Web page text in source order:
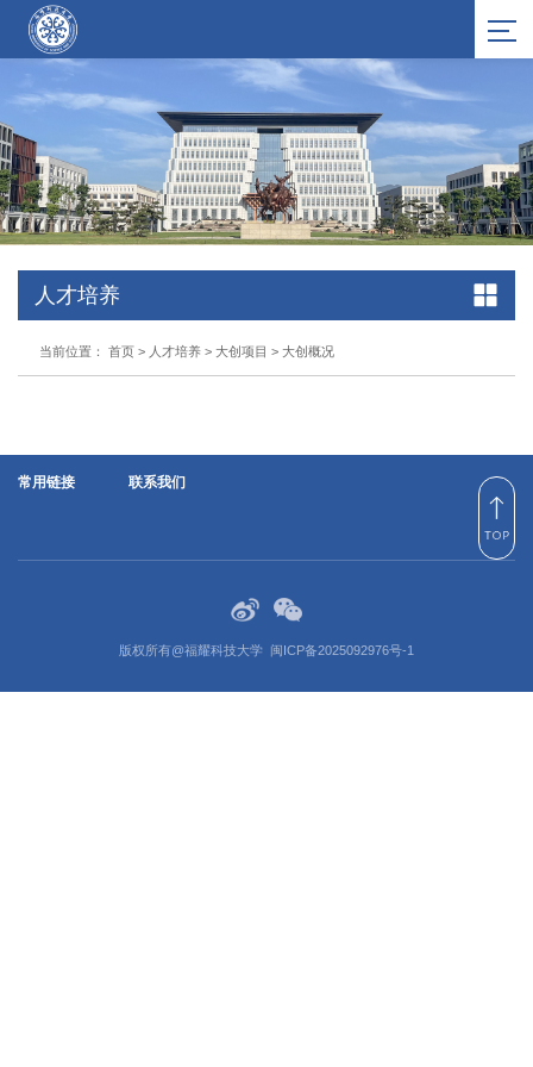
人才培养
当前位置： 首页> 人才培养> 大创项目 > 大创概况
常用链接 联系我们
版权所有@福耀科技大学 闽ICP备2025092976号-1